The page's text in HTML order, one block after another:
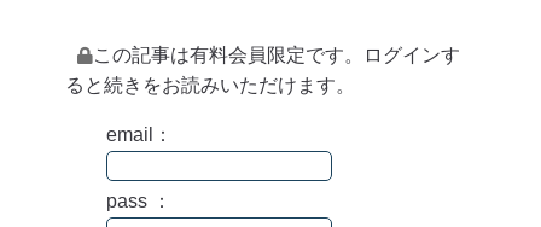
この記事は有料会員限定です。ログインす
ると続きをお読みいただけます。
email：
pass ：